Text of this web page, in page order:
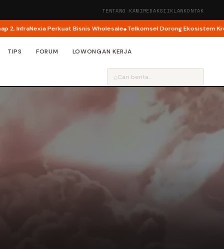
TENTANG KAMIREDAKSIIKLANKONTAK
Perkuat Bisnis Wholesale Telkomsel Dorong Ekosistem Kreator
TIPS FORUM LOWONGAN KERJA
⌕